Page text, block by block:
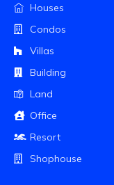
Houses
Condos
Villas
Building
Land
Office
Resort
Shophouse